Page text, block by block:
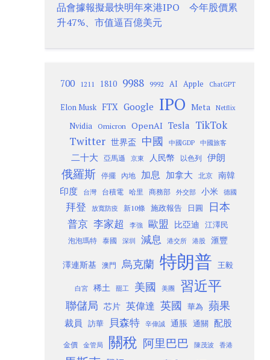
品會據報擬最快明年來港IPO 今年股價累
升47%、市值逼百億美元
700 1211 1810 9988 9992 AI Apple ChatGPT
Elon Musk FTX Google IPO Meta Netflix
Nvidia Omicron OpenAI Tesla TikTok
Twitter 世界盃 中國 中國GDP 中國旅客
二十大 亞馬遜 京東 人民幣 以色列 伊朗
俄羅斯 停擺 內地 加息 加拿大 北京
南韓
印度
台灣 台積電 哈里 商務部 外交部 小米 德國
拜登 放寬防疫 新10條 施政報告 日圓 日本
普京 李家超 李強 歐盟 比亞迪 江澤民
泡泡瑪特 泰國 深圳 減息 港交所 港股 滙豐
澤連斯基 澳門 烏克蘭 特朗普 王毅
白宮 稀土 罷工 美國 美團 習近平
聯儲局 芯片 英偉達 英國 華為 蘋果
裁員 訪華 貝森特 辛偉誠 通脹 通關 配股
金價 金管局 關稅 阿里巴巴 陳茂波 香港